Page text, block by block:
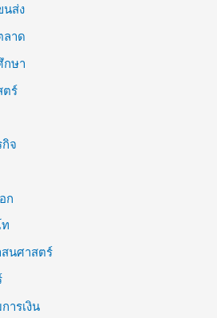
นส่ง
ลาด
กษา
ตร์
จ
ก
นศาสตร์
ารเงิน